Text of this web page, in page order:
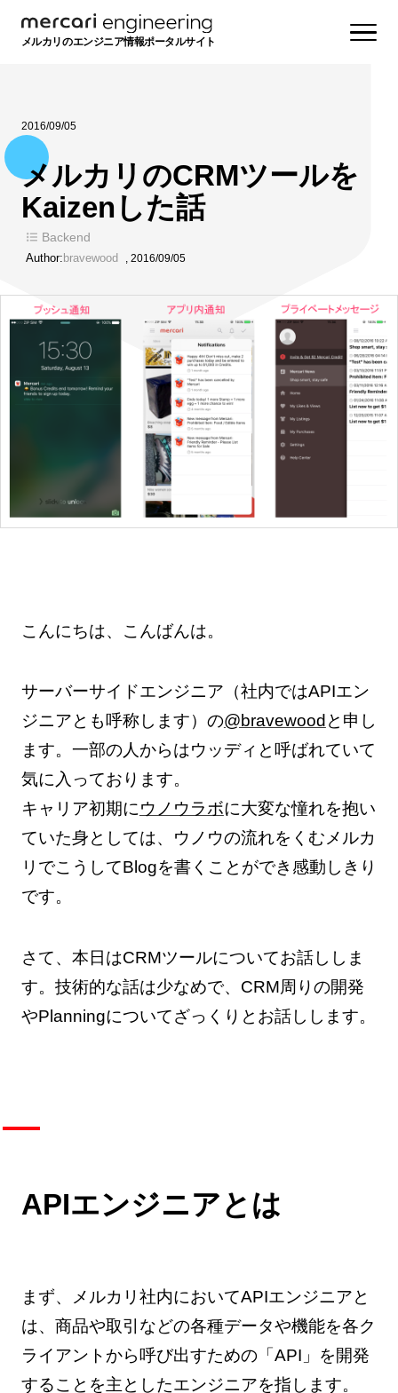
メルカリのエンジニア情報ポータルサイト
2016/09/05
メルカリのCRMツールを
Kaizenした話
Backend
Author: bravewood , 2016/09/05
こんにちは、こんばんは。
サーバーサイドエンジニア（社内ではAPIエン
ジニアとも呼称します）の@bravewood と申し
ます。一部の人からはウッディと呼ばれていて
気に入っております。
キャリア初期にウノウラボに大変な憧れを抱い
ていた身としては、ウノウの流れをくむメルカ
リでこうしてBlogを書くことができ感動しきり
です。
さて、本日はCRMツールについてお話ししま
す。技術的な話は少なめで、CRM周りの開発
やPlanningについてざっくりとお話しします。
APIエンジニアとは
まず、メルカリ社内においてAPIエンジニアと
は、商品や取引などの各種データや機能を各ク
ライアントから呼び出すための「API」を開発
することを主としたエンジニアを指します。